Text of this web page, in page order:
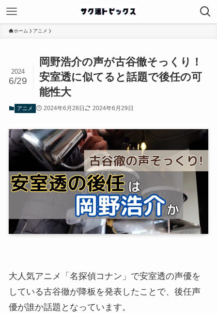
ホーム アニメ
岡野浩介の声が古谷徹そっくり！
安室透に似てると話題で後任の可
能性大
2024
6/29
アニメ 2024年6月28日 2024年6月29日
大人気アニメ「名探偵コナン」で安室透の声優を
している古谷徹が降板を発表したことで、後任声
優が誰か話題となっています。